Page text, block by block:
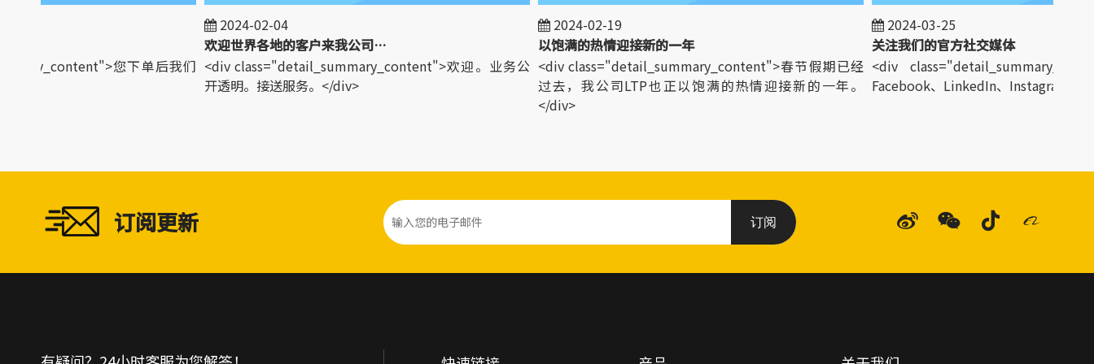
您下单后我们
2024-02-04
欢迎世界各地的客户来我公司参观！
<div class="detail_summary_content">欢迎。业务公
开透明。接送服务。</div>
2024-02-19
以饱满的热情迎接新的一年
<div class="detail_summary_content">春节假期已经
过去，我公司LTP也正以饱满的热情迎接新的一年。
</div>
2024-03-25
关注我们的官方社交媒体
<div
Facebook、LinkedIn、Instagram...</
订阅更新 订阅